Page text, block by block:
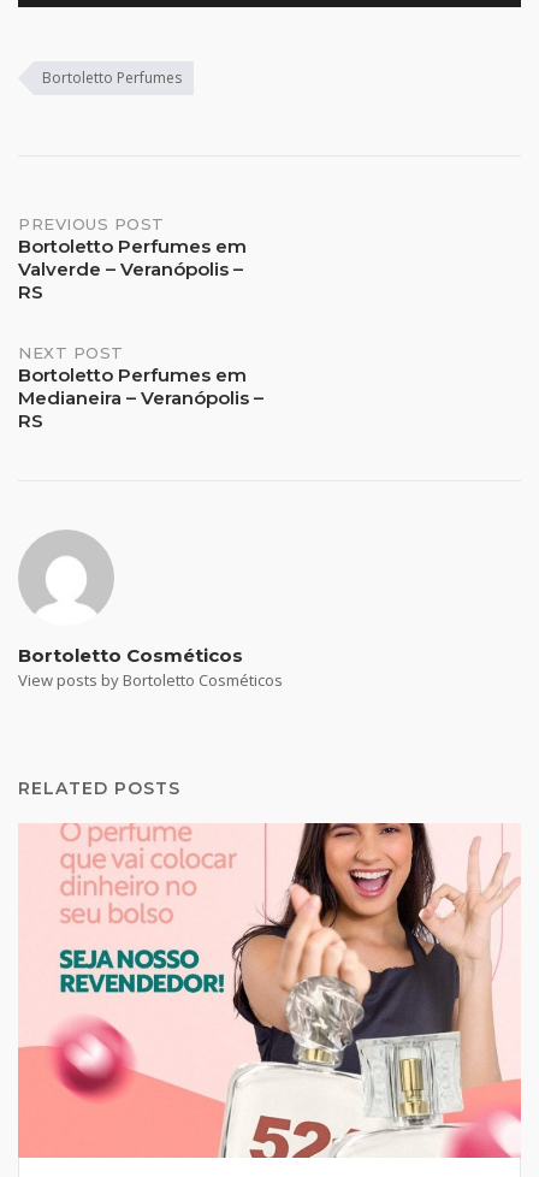
Bortoletto Perfumes
Post
navigation
PREVIOUS POST
Bortoletto Perfumes em
Valverde – Veranópolis –
RS
NEXT POST
Bortoletto Perfumes em
Medianeira – Veranópolis –
RS
Bortoletto Cosméticos
View posts by Bortoletto Cosméticos
RELATED POSTS